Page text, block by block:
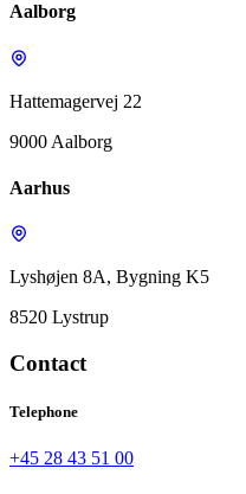
Aalborg
Hattemagervej 22
9000 Aalborg
Aarhus
Lyshøjen 8A, Bygning K5
8520 Lystrup
Contact
Telephone
+45 28 43 51 00